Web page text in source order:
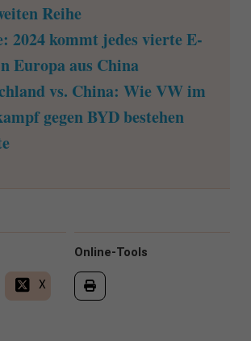
Reihe
2024 kommt jedes vierte E-
Europa aus China
vs. China: Wie VW im
gegen BYD bestehen
Online-Tools
X